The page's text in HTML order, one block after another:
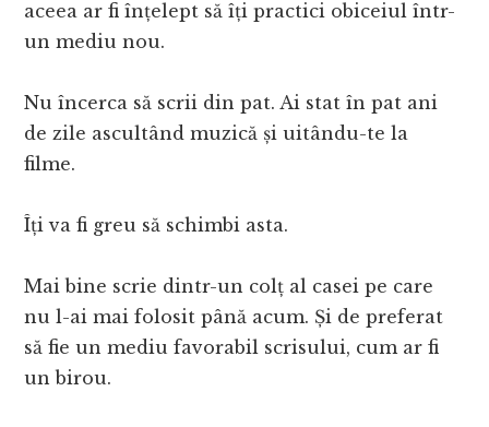
aceea ar fi înțelept să îți practici obiceiul într-
un mediu nou.
Nu încerca să scrii din pat. Ai stat în pat ani
de zile ascultând muzică și uitându-te la
filme.
Îți va fi greu să schimbi asta.
Mai bine scrie dintr-un colț al casei pe care
nu l-ai mai folosit până acum. Și de preferat
să fie un mediu favorabil scrisului, cum ar fi
un birou.